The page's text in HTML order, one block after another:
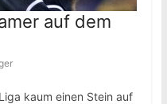
auf dem
kaum einen Stein auf